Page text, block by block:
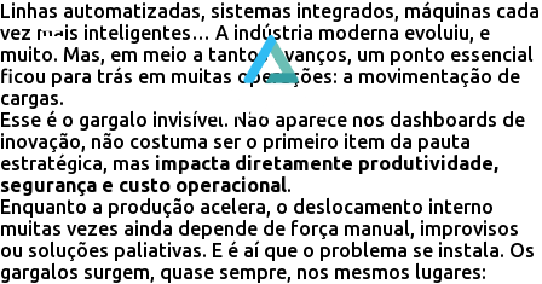
Linhas automatizadas, sistemas integrados, máquinas cada
vez mais inteligentes… A indústria moderna evoluiu, e
muito. Mas, em meio a tantos avanços, um ponto essencial
ficou para trás em muitas operações: a movimentação de
cargas.
Esse é o gargalo invisível. Não aparece nos dashboards de
inovação, não costuma ser o primeiro item da pauta
estratégica, mas impacta diretamente produtividade,
segurança e custo operacional.
Enquanto a produção acelera, o deslocamento interno
muitas vezes ainda depende de força manual, improvisos
ou soluções paliativas. E é aí que o problema se instala. Os
gargalos surgem, quase sempre, nos mesmos lugares: